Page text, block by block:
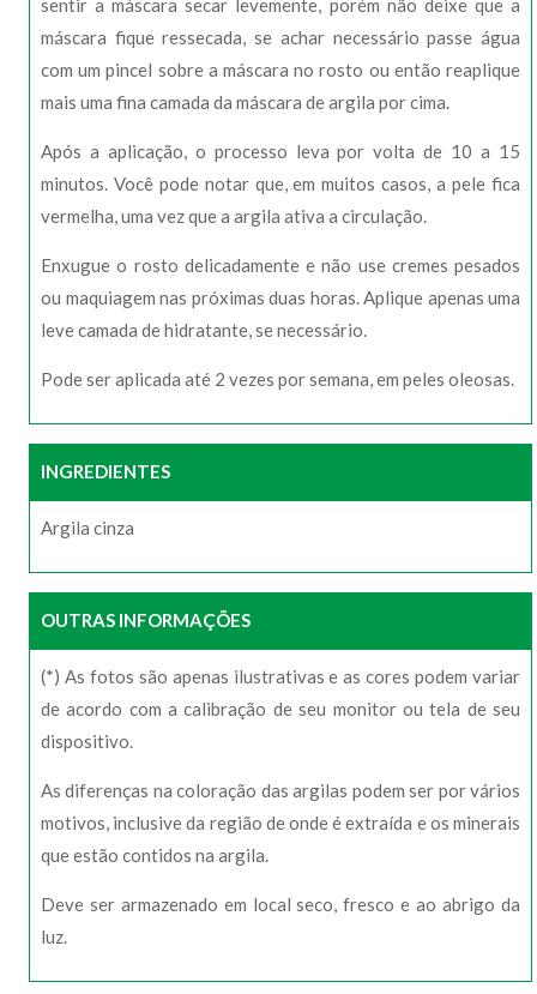
sentir a máscara secar levemente, porém não deixe que a
máscara fique ressecada, se achar necessário passe água
com um pincel sobre a máscara no rosto ou então reaplique
mais uma fina camada da máscara de argila por cima.
Após a aplicação, o processo leva por volta de 10 a 15
minutos. Você pode notar que, em muitos casos, a pele fica
vermelha, uma vez que a argila ativa a circulação.
Enxugue o rosto delicadamente e não use cremes pesados
ou maquiagem nas próximas duas horas. Aplique apenas uma
leve camada de hidratante, se necessário.
Pode ser aplicada até 2 vezes por semana, em peles oleosas.
INGREDIENTES
Argila cinza
OUTRAS INFORMAÇÕES
(*) As fotos são apenas ilustrativas e as cores podem variar
de acordo com a calibração de seu monitor ou tela de seu
dispositivo.
As diferenças na coloração das argilas podem ser por vários
motivos, inclusive da região de onde é extraída e os minerais
que estão contidos na argila.
Deve ser armazenado em local seco, fresco e ao abrigo da
luz.